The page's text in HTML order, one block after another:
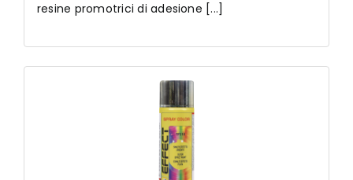
resine promotrici di adesione [...]